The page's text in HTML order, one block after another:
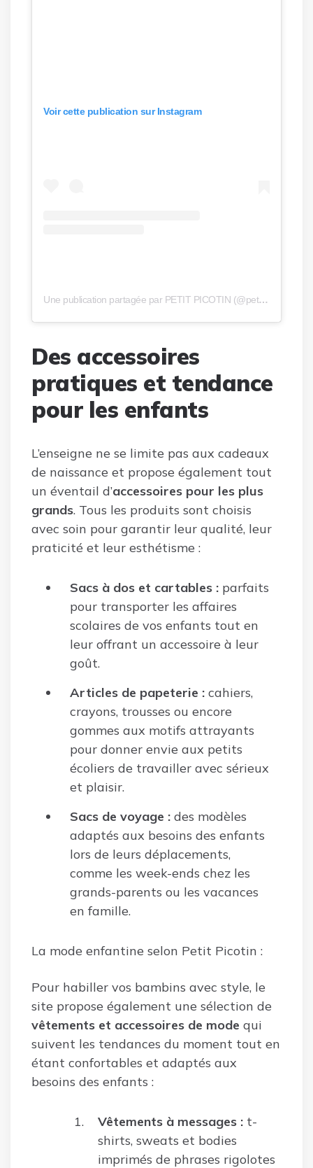
Voir cette publication sur Instagram
Une publication partagée par PETIT PICOTIN (@petitpicotin)
Des accessoires
pratiques et tendance
pour les enfants
L’enseigne ne se limite pas aux cadeaux
de naissance et propose également tout
un éventail d’accessoires pour les plus
grands. Tous les produits sont choisis
avec soin pour garantir leur qualité, leur
praticité et leur esthétisme :
Sacs à dos et cartables : parfaits
pour transporter les affaires
scolaires de vos enfants tout en
leur offrant un accessoire à leur
goût.
Articles de papeterie : cahiers,
crayons, trousses ou encore
gommes aux motifs attrayants
pour donner envie aux petits
écoliers de travailler avec sérieux
et plaisir.
Sacs de voyage : des modèles
adaptés aux besoins des enfants
lors de leurs déplacements,
comme les week-ends chez les
grands-parents ou les vacances
en famille.
La mode enfantine selon Petit Picotin :
Pour habiller vos bambins avec style, le
site propose également une sélection de
vêtements et accessoires de mode qui
suivent les tendances du moment tout en
étant confortables et adaptés aux
besoins des enfants :
Vêtements à messages : t-
shirts, sweats et bodies
imprimés de phrases rigolotes